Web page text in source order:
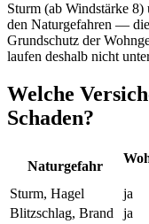
Sturm (ab Windstärke
den Naturgefahren —
Grundschutz der
laufen deshalb nicht
Welche
Schaden?
Naturgefahr
Sturm, Hagel
ja
Blitzschlag, Brand
ja